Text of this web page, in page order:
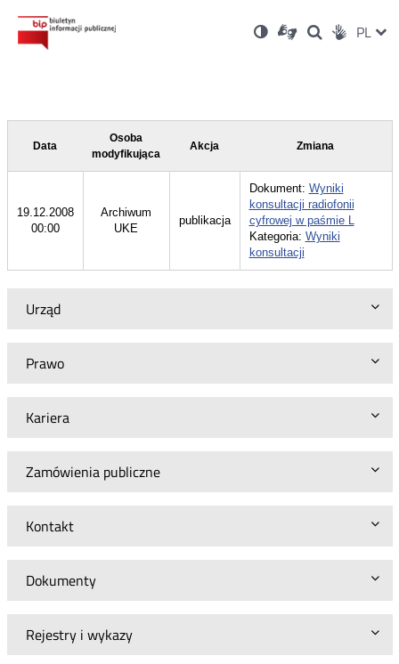
Ustawienia
Wersja
kontrastowa
Dla
niesłyszących
OtwórzOtwórz
w
Otwórz
w
Social PL
Urząd
Prawo
Kariera
Zamówienia publiczne
Kontakt
Dokumenty
Rejestry i wykazy
Data
Osoba
modyfikująca
Akcja Zmiana
19.12.2008
00:00
Archiwum
UKE
publikacja
Dokument: Wyniki
konsultacji radiofonii
cyfrowej w paśmie L
Kategoria: Wyniki
konsultacji